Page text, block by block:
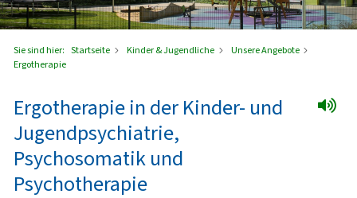
Sie sind hier: Startseite Kinder & Jugendliche
Unsere Angebote
Ergotherapie
Ergotherapie in der Kinder- und
Jugendpsychiatrie,
Psychosomatik und
Psychotherapie